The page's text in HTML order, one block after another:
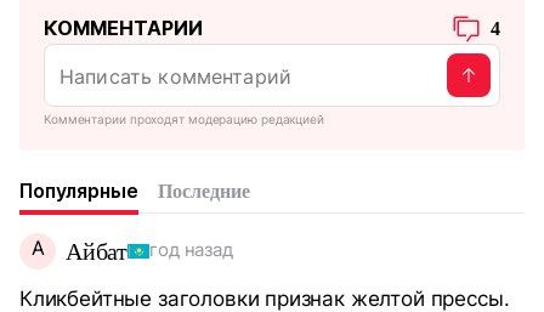
КОММЕНТАРИИ 4
Комментарии проходят модерацию редакцией
Популярные Последние
А Айбат год назад
Кликбейтные заголовки признак желтой прессы.